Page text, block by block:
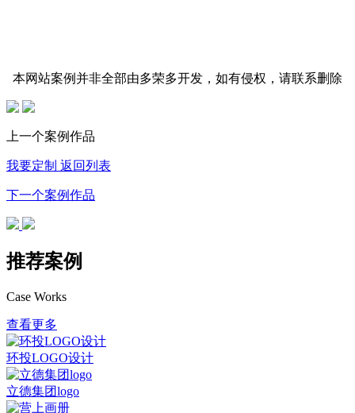
本网站案例并非全部由多荣多开发，如有侵权，请联系删除
上一个案例作品
我要定制 返回列表
下一个案例作品
推荐案例
Case Works
查看更多
环投LOGO设计
立德集团logo